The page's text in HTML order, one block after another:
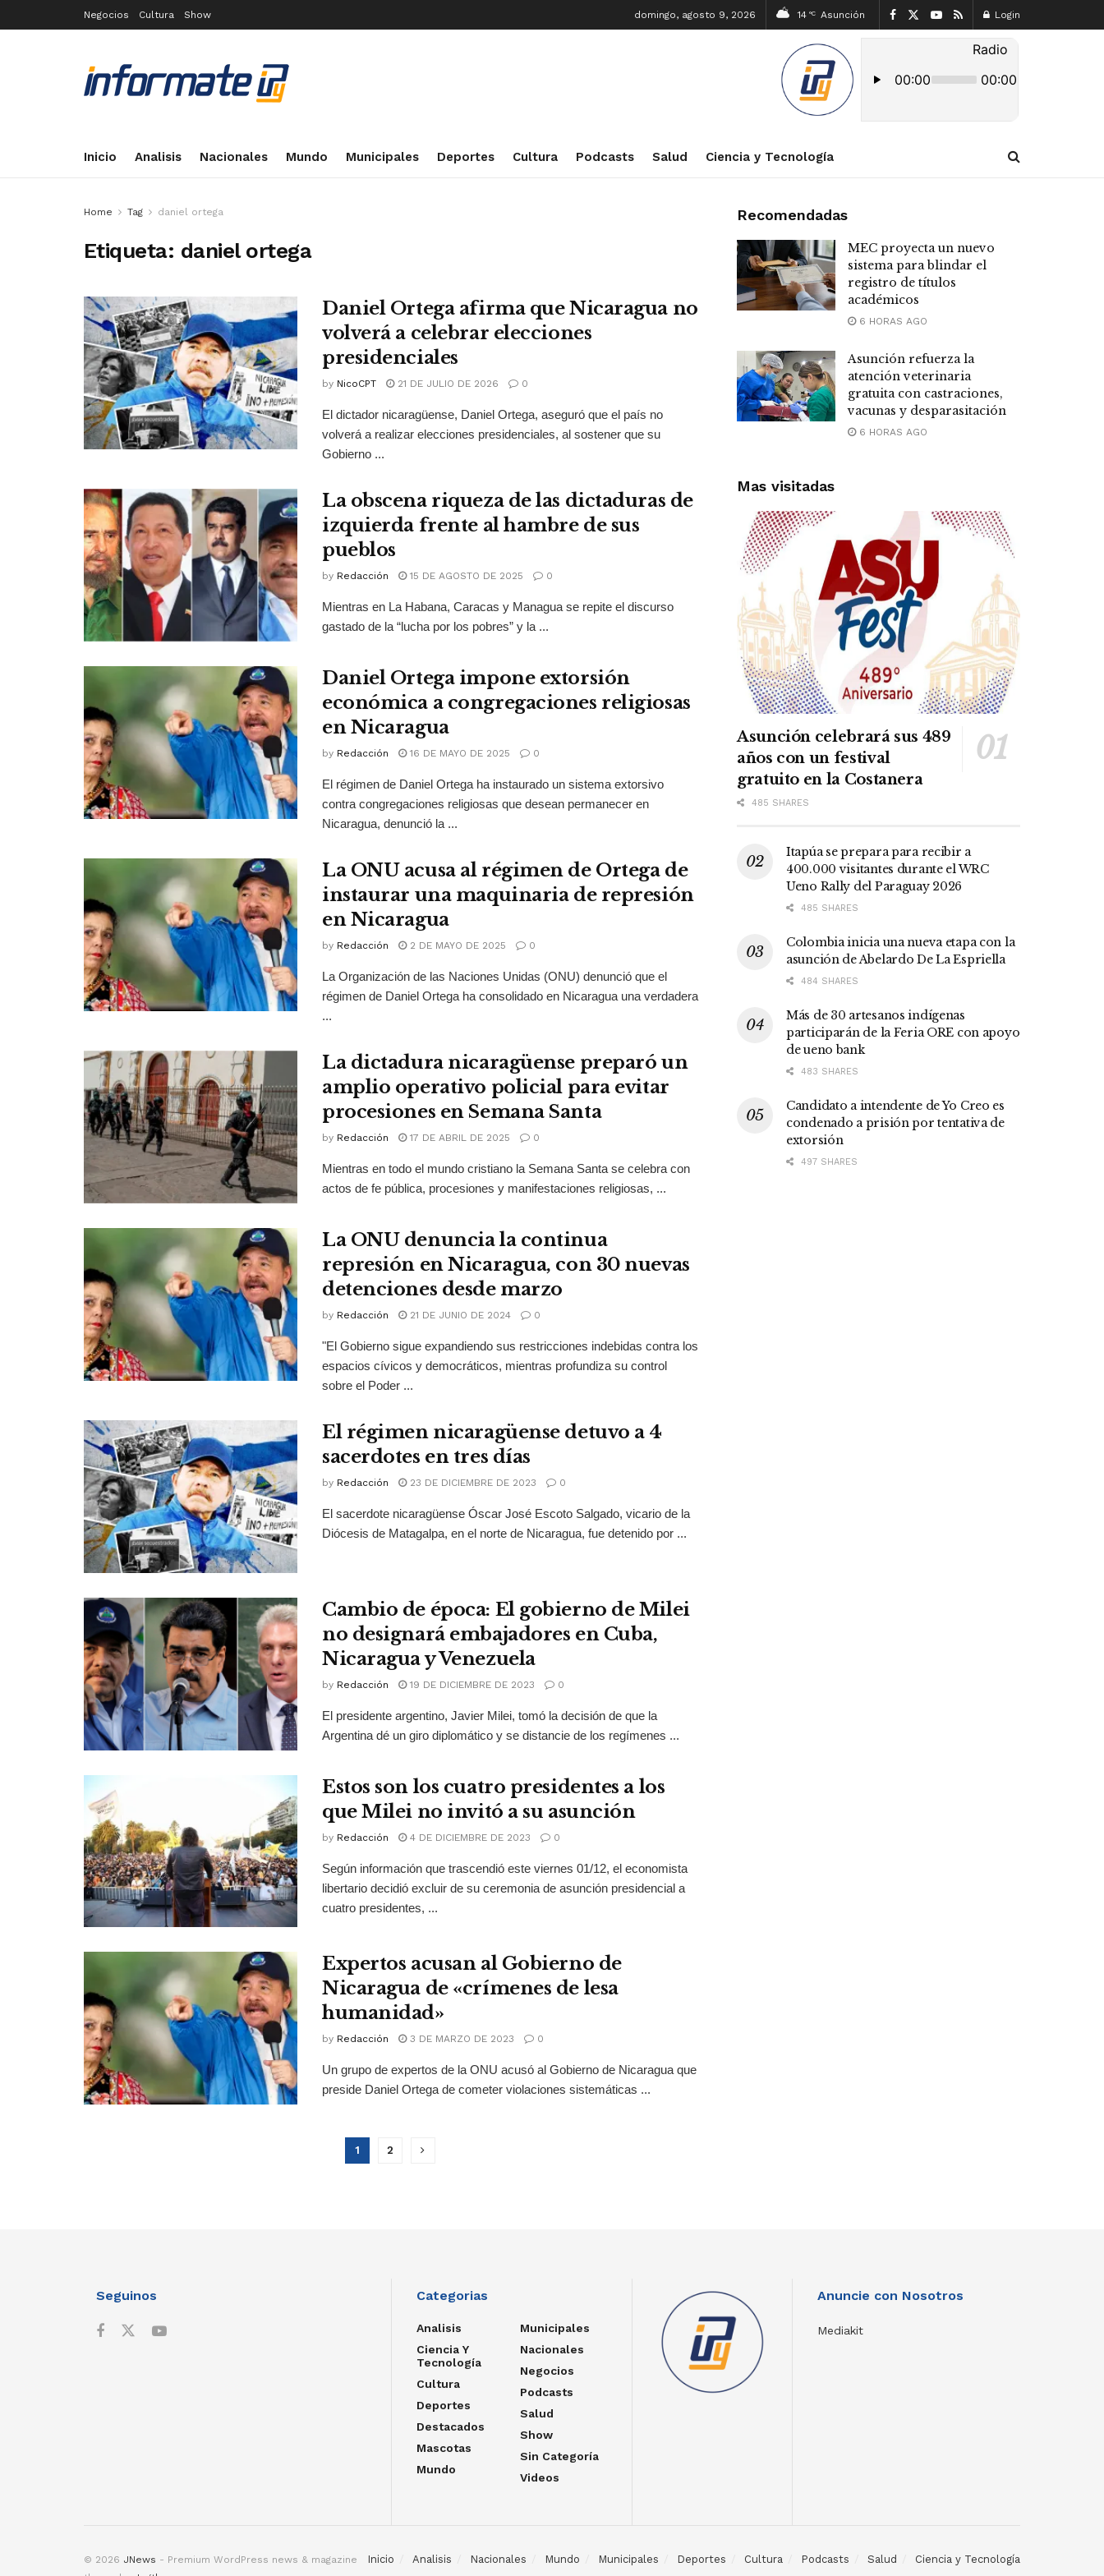
Negocios Cultura Show domingo, agosto 9, 2026 14 °C Asunción Login
Inicio Analisis Nacionales Mundo Municipales Deportes Cultura Podcasts Salud Ciencia y Tecnología
Home Tag daniel ortega
Etiqueta: daniel ortega
Daniel Ortega afirma que Nicaragua no
volverá a celebrar elecciones
presidenciales
by NicoCPT 21 DE JULIO DE 2026 0
El dictador nicaragüense, Daniel Ortega, aseguró que el país no
volverá a realizar elecciones presidenciales, al sostener que su
Gobierno ...
La obscena riqueza de las dictaduras de
izquierda frente al hambre de sus
pueblos
by Redacción 15 DE AGOSTO DE 2025 0
Mientras en La Habana, Caracas y Managua se repite el discurso
gastado de la “lucha por los pobres” y la ...
Daniel Ortega impone extorsión
económica a congregaciones religiosas
en Nicaragua
by Redacción 16 DE MAYO DE 2025 0
El régimen de Daniel Ortega ha instaurado un sistema extorsivo
contra congregaciones religiosas que desean permanecer en
Nicaragua, denunció la ...
La ONU acusa al régimen de Ortega de
instaurar una maquinaria de represión
en Nicaragua
by Redacción 2 DE MAYO DE 2025 0
La Organización de las Naciones Unidas (ONU) denunció que el
régimen de Daniel Ortega ha consolidado en Nicaragua una verdadera
...
La dictadura nicaragüense preparó un
amplio operativo policial para evitar
procesiones en Semana Santa
by Redacción 17 DE ABRIL DE 2025 0
Mientras en todo el mundo cristiano la Semana Santa se celebra con
actos de fe pública, procesiones y manifestaciones religiosas, ...
La ONU denuncia la continua
represión en Nicaragua, con 30 nuevas
detenciones desde marzo
by Redacción 21 DE JUNIO DE 2024 0
"El Gobierno sigue expandiendo sus restricciones indebidas contra los
espacios cívicos y democráticos, mientras profundiza su control
sobre el Poder ...
El régimen nicaragüense detuvo a 4
sacerdotes en tres días
by Redacción 23 DE DICIEMBRE DE 2023 0
El sacerdote nicaragüense Óscar José Escoto Salgado, vicario de la
Diócesis de Matagalpa, en el norte de Nicaragua, fue detenido por ...
Cambio de época: El gobierno de Milei
no designará embajadores en Cuba,
Nicaragua y Venezuela
by Redacción 19 DE DICIEMBRE DE 2023 0
El presidente argentino, Javier Milei, tomó la decisión de que la
Argentina dé un giro diplomático y se distancie de los regímenes ...
Estos son los cuatro presidentes a los
que Milei no invitó a su asunción
by Redacción 4 DE DICIEMBRE DE 2023 0
Según información que trascendió este viernes 01/12, el economista
libertario decidió excluir de su ceremonia de asunción presidencial a
cuatro presidentes, ...
Expertos acusan al Gobierno de
Nicaragua de «crímenes de lesa
humanidad»
by Redacción 3 DE MARZO DE 2023 0
Un grupo de expertos de la ONU acusó al Gobierno de Nicaragua que
preside Daniel Ortega de cometer violaciones sistemáticas ...
1 2
Recomendadas
MEC proyecta un nuevo
sistema para blindar el
registro de títulos
académicos
6 HORAS AGO
Asunción refuerza la
atención veterinaria
gratuita con castraciones,
vacunas y desparasitación
6 HORAS AGO
Mas visitadas
Asunción celebrará sus 489
años con un festival
gratuito en la Costanera
485 SHARES
Itapúa se prepara para recibir a
400.000 visitantes durante el WRC
Ueno Rally del Paraguay 2026
485 SHARES
Colombia inicia una nueva etapa con la
asunción de Abelardo De La Espriella
484 SHARES
Más de 30 artesanos indígenas
participarán de la Feria ORE con apoyo
de ueno bank
483 SHARES
Candidato a intendente de Yo Creo es
condenado a prisión por tentativa de
extorsión
497 SHARES
Seguinos Categorias
Analisis
Ciencia Y
Tecnología
Cultura
Deportes
Destacados
Mascotas
Mundo
Municipales
Nacionales
Negocios
Podcasts
Salud
Show
Sin Categoría
Videos
Anuncie con Nosotros
Mediakit
Inicio Analisis Nacionales Mundo Municipales Deportes Cultura Podcasts Salud Ciencia y Tecnología
© 2026 JNews - Premium WordPress news & magazine